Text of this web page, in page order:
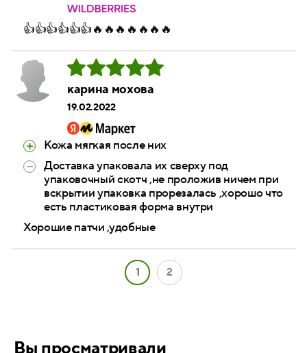
👍👍👍👍👍👍🔥🔥🔥🔥🔥🔥🔥
карина мохова
19.02.2022
Кожа мягкая после них
Доставка упаковала их сверху под
упаковочный скотч ,не проложив ничем при
вскрытии упаковка прорезалась ,хорошо что
есть пластиковая форма внутри
Хорошие патчи ,удобные
1 2
Вы просматривали